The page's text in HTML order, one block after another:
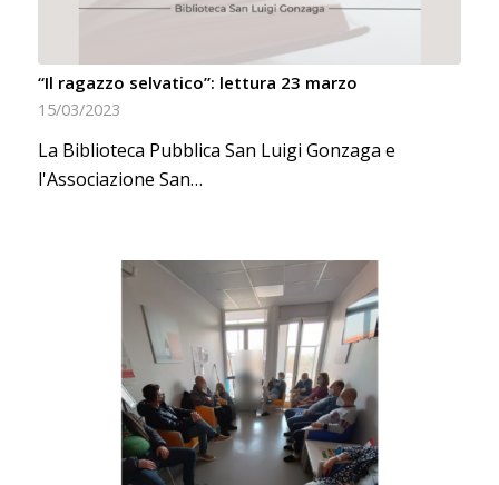
“Il ragazzo selvatico”: lettura 23 marzo
15/03/2023
La Biblioteca Pubblica San Luigi Gonzaga e
l'Associazione San…